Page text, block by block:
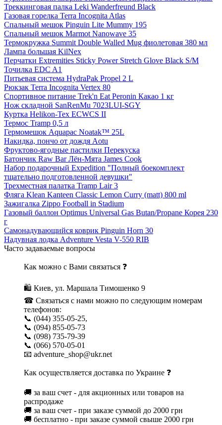
Треккинговая палка Leki Wanderfreund Black
Газовая горелка Terra Incognita Atlas
Спальный мешок Pinguin Lite Mummy 195
Спальный мешок Marmot Nanowave 35
Термокружка Summit Double Walled Mug фиолетовая 380 мл
Лампа большая KilNex
Перчатки Extremities Sticky Power Stretch Glove Black S/M
Точилка EDC A1
Питьевая система HydraPak Propel 2 L
Рюкзак Terra Incognita Vertex 80
Спортивное питание Trek'n Eat Peronin Какао 1 кг
Нож складной SanRenMu 7023LUI-SGY
Куртка Helikon-Tex ECWCS II
Термос Tramp 0,5 л
Гермомешок Aquapac Noatak™ 25L
Накидка, пончо от дождя Aotu
Фруктово-ягодные пастилки Перекуска
Батончик Raw Bar Лён-Мята James Cook
Набор подарочный Expedition "Полный боекомплект
тщательно подготовленной девушки"
Трехместная палатка Tramp Lair 3
Фляга Klean Kanteen Classic Lemon Curry (matt) 800 ml
Зажигалка Zippo Football in Stadium
Газовый баллон Optimus Universal Gas Butan/Propane Корея 230
г
Самонадувающийся коврик Pinguin Horn 30
Надувная лодка Adventure Vesta V-550 RIB
Часто задаваемые вопросы
Как можно с Вами связаться ❓
🛍 Киев, ул. Маршала Тимошенко 9
☎ Связаться с нами можно по следующим номерам
телефонов:
📞 (044) 355-05-25,
📞 (094) 855-05-73
📞 (098) 735-79-39
📞 (066) 570-05-01
📧 adventure_shop@ukr.net
Как осуществляется доставка по Украине ❓
🚚 за ваш счет - для акционных или товаров на
распродаже
🚚 за ваш счет - при заказе суммой до 2000 грн
🚚 бесплатно - при заказе суммой свыше 2000 грн